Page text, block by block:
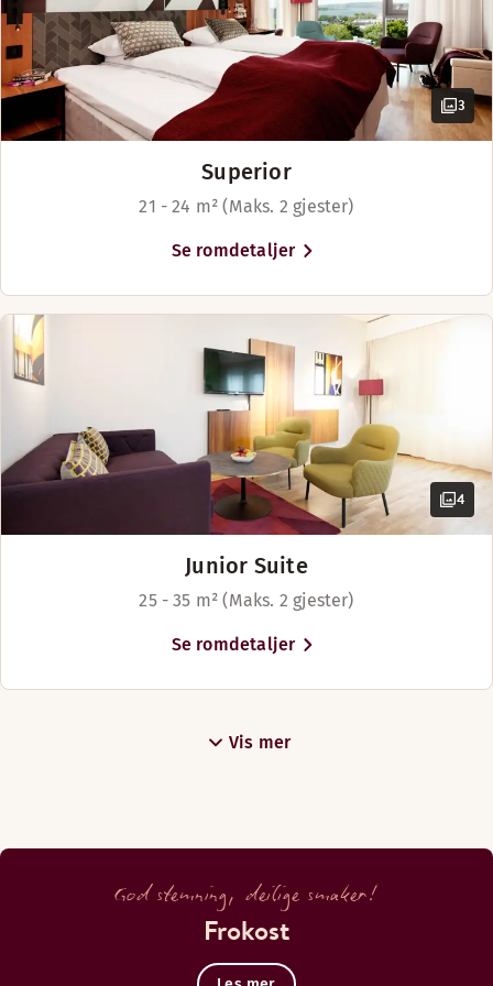
3
Superior
21 - 24 m² (Maks. 2 gjester)
Se romdetaljer
4
Junior Suite
25 - 35 m² (Maks. 2 gjester)
Se romdetaljer
Vis mer
God stemning, deilige smaker!
Frokost